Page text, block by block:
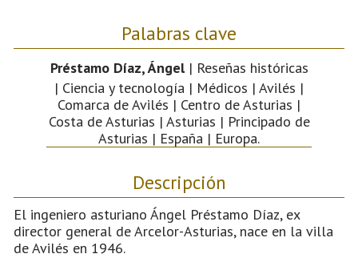
Palabras clave
Préstamo Díaz, Ángel| Reseñas históricas
| Ciencia y tecnología | Médicos | Avilés |
Comarca de Avilés | Centro de Asturias |
Costa de Asturias | Asturias | Principado de
Asturias | España | Europa.
Descripción
El ingeniero asturiano Ángel Préstamo Díaz, ex
director general de Arcelor-Asturias, nace en la villa
de Avilés en 1946.